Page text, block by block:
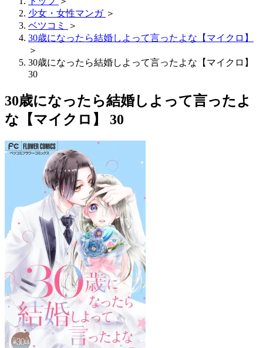
少女・女性マンガ ＞
ベツコミ
＞
30歳になったら結婚しよって言ったよな【マイクロ】
＞
30歳になったら結婚しよって言ったよな【マイクロ】
30
30歳になったら結婚しよって言ったよ
な【マイクロ】 30